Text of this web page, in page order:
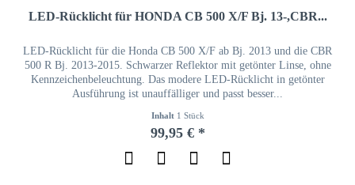
LED-Rücklicht für HONDA CB 500 X/F Bj. 13-,CBR...
LED-Rücklicht für die Honda CB 500 X/F ab Bj. 2013 und die CBR
500 R Bj. 2013-2015. Schwarzer Reflektor mit getönter Linse, ohne
Kennzeichenbeleuchtung. Das modere LED-Rücklicht in getönter
Ausführung ist unauffälliger und passt besser...
Inhalt 1 Stück
99,95 € *